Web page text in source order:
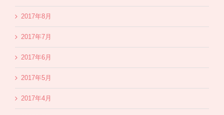
2017年8月
2017年7月
2017年6月
2017年5月
2017年4月